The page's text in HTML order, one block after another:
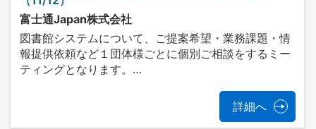
富士通Japan株式会社
図書館システムについて、ご提案希望・業務課題・情
報提供依頼など１団体様ごとに個別ご相談をするミー
ティングとなります。…
詳細へ